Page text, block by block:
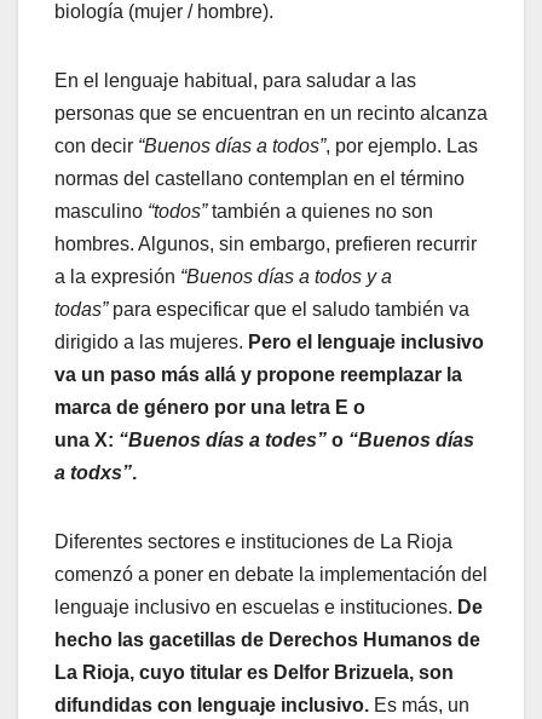
biología (mujer / hombre).
En el lenguaje habitual, para saludar a las
personas que se encuentran en un recinto alcanza
con decir “Buenos días a todos”, por ejemplo. Las
normas del castellano contemplan en el término
masculino “todos”también a quienes no son
hombres. Algunos, sin embargo, prefieren recurrir
a la expresión “Buenos días a todos y a
todas”para especificar que el saludo también va
dirigido a las mujeres. Pero el lenguaje inclusivo
va un paso más allá y propone reemplazar la
marca de género por una letra E o
una X: “Buenos días a todes” o “Buenos días
a todxs”.
Diferentes sectores e instituciones de La Rioja
comenzó a poner en debate la implementación del
lenguaje inclusivo en escuelas e instituciones. De
hecho las gacetillas de Derechos Humanos de
La Rioja, cuyo titular es Delfor Brizuela, son
difundidas con lenguaje inclusivo. Es más, un